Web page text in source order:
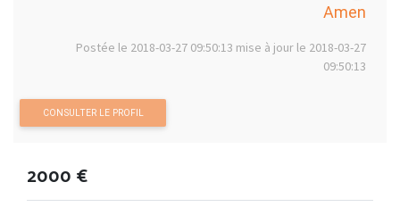
Amen
Postée le 2018-03-27 09:50:13 mise à jour le 2018-03-27
09:50:13
CONSULTER LE PROFIL
2000 €